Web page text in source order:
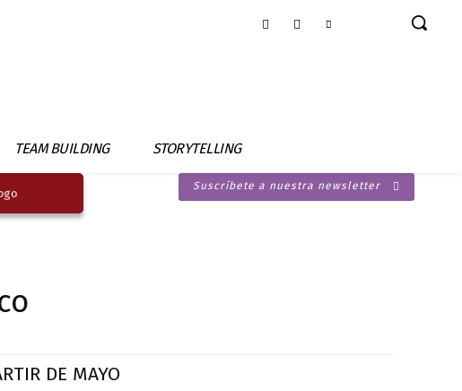
TEAM BUILDING STORYTELLING
Suscríbete a nuestra newsletter
DE MAYO